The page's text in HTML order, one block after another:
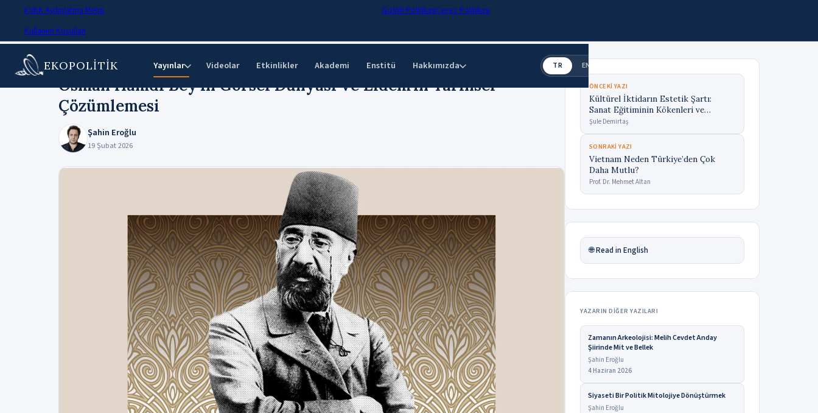
EKOPOLİTİK Yayınlar⌄ Videolar Etkinlikler Akademi Enstitü Hakkımızda⌄ TR EN
Ana Sayfa Makaleler
Osman Hamdi Bey’in Görsel Dünyası ve Eldem’in Tarihsel
Çözümlemesi
Şahin Eroğlu
19 Şubat 2026
ÖNCEKI YAZI
Kültürel İktidarın Estetik Şartı:
Sanat Eğitiminin Kökenleri ve
Türkiye’nin Açmazı
Şule Demirtaş
SONRAKI YAZI
Vietnam Neden Türkiye’den Çok
Daha Mutlu?
Prof. Dr. Mehmet Altan
🌐 Read in English
YAZARIN DIĞER YAZILARI
Zamanın Arkeolojisi: Melih Cevdet Anday
Şiirinde Mit ve Bellek
Şahin Eroğlu
4 Haziran 2026
Siyaseti Bir Politik Mitolojiye Dönüştürmek
Şahin Eroğlu
KVKK Aydınlatma Metni Gizlilik PolitikasıÇerez Politikası
Kullanım Koşulları